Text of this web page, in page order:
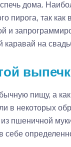
дома.
пирога, так
и
каравай на
пищу, а
в некоторых
пшеничной
себе